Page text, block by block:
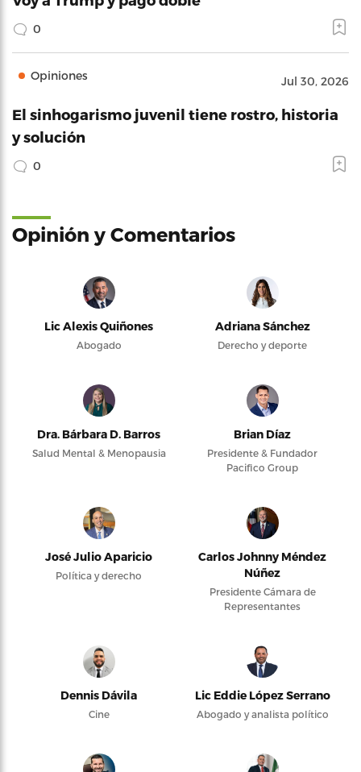
0
Opiniones Jul 30, 2026
El sinhogarismo juvenil tiene rostro, historia
y solución
0
Opinión y Comentarios
Lic Alexis Quiñones
Abogado
Adriana Sánchez
Derecho y deporte
Dra. Bárbara D. Barros
Salud Mental & Menopausia
Brian Díaz
Presidente & Fundador
Pacifico Group
José Julio Aparicio
Política y derecho
Carlos Johnny Méndez
Núñez
Presidente Cámara de
Representantes
Dennis Dávila
Cine
Lic Eddie López Serrano
Abogado y analista político